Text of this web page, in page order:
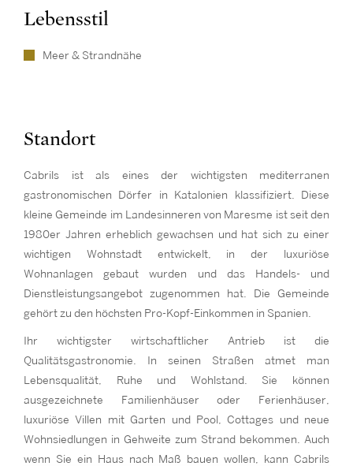
Lebensstil
Meer & Strandnähe
Standort
Cabrils ist als eines der wichtigsten mediterranen
gastronomischen Dörfer in Katalonien klassifiziert. Diese
kleine Gemeinde im Landesinneren von Maresme ist seit den
1980er Jahren erheblich gewachsen und hat sich zu einer
wichtigen Wohnstadt entwickelt, in der luxuriöse
Wohnanlagen gebaut wurden und das Handels- und
Dienstleistungsangebot zugenommen hat. Die Gemeinde
gehört zu den höchsten Pro-Kopf-Einkommen in Spanien.
Ihr wichtigster wirtschaftlicher Antrieb ist die
Qualitätsgastronomie. In seinen Straßen atmet man
Lebensqualität, Ruhe und Wohlstand. Sie können
ausgezeichnete Familienhäuser oder Ferienhäuser,
luxuriöse Villen mit Garten und Pool, Cottages und neue
Wohnsiedlungen in Gehweite zum Strand bekommen. Auch
wenn Sie ein Haus nach Maß bauen wollen, kann Cabrils